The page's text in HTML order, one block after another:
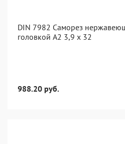
DIN 7982 Саморез
головкой А2 3,9 x 32
988.20 руб.